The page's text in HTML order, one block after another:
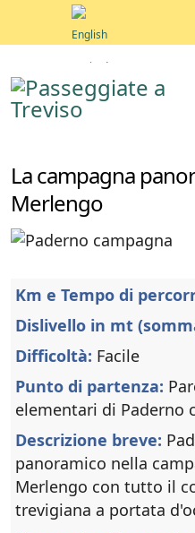
La campagna
Merlengo
Km e Tempo di
Dislivello in mt
Difficoltà: Facile
Punto di partenza:
elementari di Paderno
Descrizione breve:
panoramico nella
Merlengo con tutto il
trevigiana a portata